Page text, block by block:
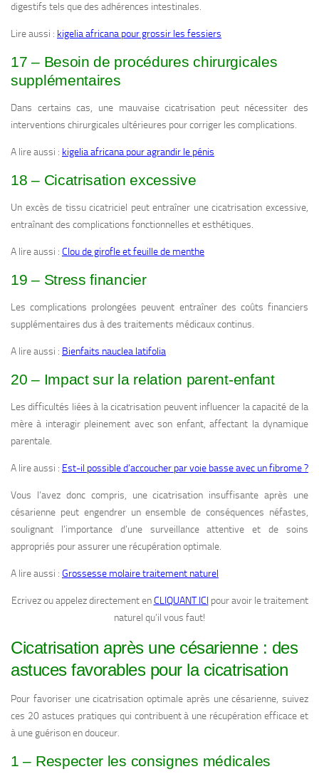
digestifs tels que des adhérences intestinales.
Lire aussi : kigelia africana pour grossir les fessiers
17 – Besoin de procédures chirurgicales
supplémentaires
Dans certains cas, une mauvaise cicatrisation peut nécessiter des
interventions chirurgicales ultérieures pour corriger les complications.
A lire aussi : kigelia africana pour agrandir le pénis
18 – Cicatrisation excessive
Un excès de tissu cicatriciel peut entraîner une cicatrisation excessive,
entraînant des complications fonctionnelles et esthétiques.
A lire aussi : Clou de girofle et feuille de menthe
19 – Stress financier
Les complications prolongées peuvent entraîner des coûts financiers
supplémentaires dus à des traitements médicaux continus.
A lire aussi : Bienfaits nauclea latifolia
20 – Impact sur la relation parent-enfant
Les difficultés liées à la cicatrisation peuvent influencer la capacité de la
mère à interagir pleinement avec son enfant, affectant la dynamique
parentale.
A lire aussi : Est-il possible d’accoucher par voie basse avec un fibrome ?
Vous l’avez donc compris, une cicatrisation insuffisante après une
césarienne peut engendrer un ensemble de conséquences néfastes,
soulignant l’importance d’une surveillance attentive et de soins
appropriés pour assurer une récupération optimale.
A lire aussi : Grossesse molaire traitement naturel
Ecrivez ou appelez directement enCLIQUANT ICI pour avoir le traitement
naturel qu’il vous faut!
Cicatrisation après une césarienne : des
astuces favorables pour la cicatrisation
Pour favoriser une cicatrisation optimale après une césarienne, suivez
ces 20 astuces pratiques qui contribuent à une récupération efficace et
à une guérison en douceur.
1 – Respecter les consignes médicales